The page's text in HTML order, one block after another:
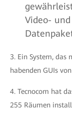
Video-
3. Ein System,
habenden GUIs
4. Tecnocom hat
255 Räumen